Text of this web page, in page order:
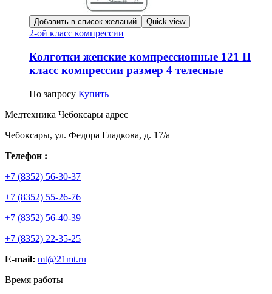
Добавить в список желаний Quick view
2-ой класс компрессии
Колготки женские компрессионные 121 II
класс компрессии размер 4 телесные
По запросу Купить
Медтехника Чебоксары адрес
Чебоксары, ул. Федора Гладкова, д. 17/а
Телефон :
+7 (8352) 56-30-37
+7 (8352) 55-26-76
+7 (8352) 56-40-39
+7 (8352) 22-35-25
E-mail: mt@21mt.ru
Время работы